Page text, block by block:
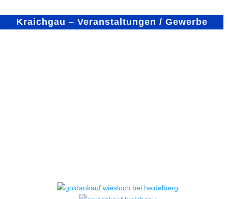
Kraichgau – Veranstaltungen / Gewerbe